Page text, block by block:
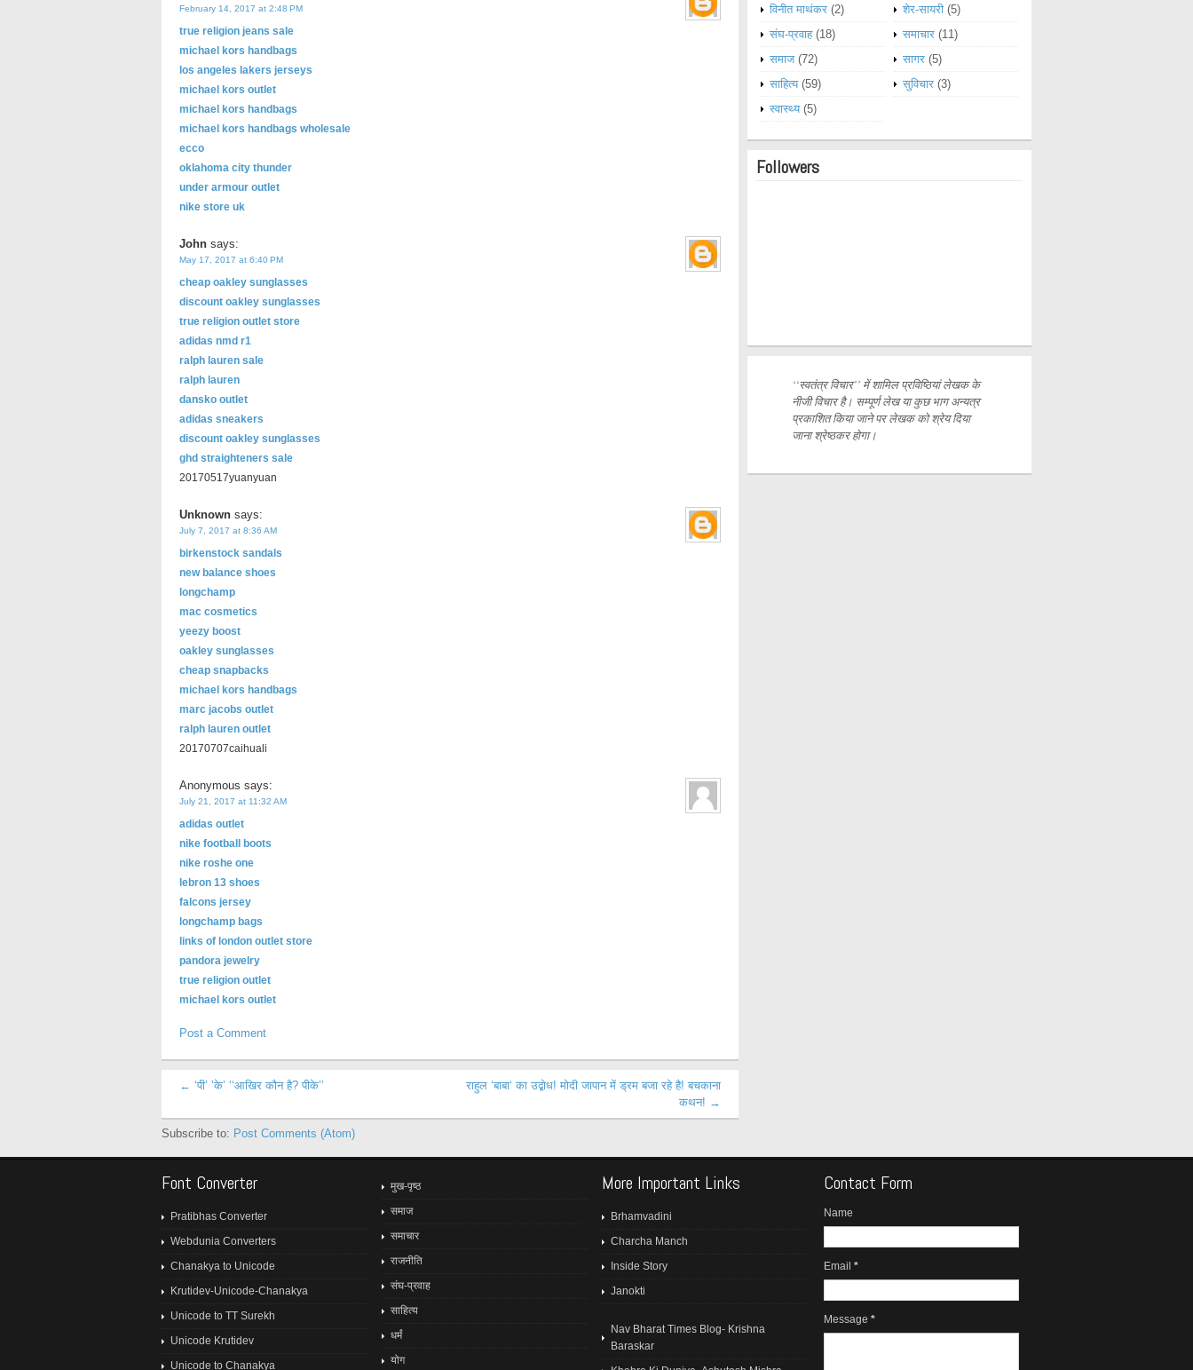
February 14, 2017 at 2:48 PM
true religion jeans sale
michael kors handbags
los angeles lakers jerseys
michael kors outlet
michael kors handbags
michael kors handbags wholesale
ecco
oklahoma city thunder
under armour outlet
nike store uk
John says:
May 17, 2017 at 6:40 PM
cheap oakley sunglasses
discount oakley sunglasses
true religion outlet store
adidas nmd r1
ralph lauren sale
ralph lauren
dansko outlet
adidas sneakers
discount oakley sunglasses
ghd straighteners sale
20170517yuanyuan
Unknown says:
July 7, 2017 at 8:36 AM
birkenstock sandals
new balance shoes
longchamp
mac cosmetics
yeezy boost
oakley sunglasses
cheap snapbacks
michael kors handbags
marc jacobs outlet
ralph lauren outlet
20170707caihuali
Anonymous says:
July 21, 2017 at 11:32 AM
adidas outlet
nike football boots
nike roshe one
lebron 13 shoes
falcons jersey
longchamp bags
links of london outlet store
pandora jewelry
true religion outlet
michael kors outlet
Post a Comment
← ‘पी’ ’के’ ‘‘आखिर कौन है? पीके’’
राहुल ‘बाबा‘ का उद्बोध! मोदी जापान में ड्रम बजा रहे है! बचकाना
कथन! →
Subscribe to: Post Comments (Atom)
विनीत माथंकर (2) शेर-सायरी (5)
संघ-प्रवाह (18) समाचार (11)
समाज (72) सागर (5)
साहित्य (59) सुविचार (3)
स्वास्थ्य (5)
Followers
‘‘स्वतंत्र विचार’’ में शामिल प्रविष्ठियां लेखक के
नीजी विचार है। सम्पूर्ण लेख या कुछ भाग अन्यत्र
प्रकाशितकिया जाने पर लेखक को श्रेय दिया
जाना श्रेष्ठकर होगा।
Font Converter
Pratibhas Converter
Webdunia Converters
Chanakya to Unicode
Krutidev-Unicode-Chanakya
Unicode to TT Surekh
Unicode Krutidev
Unicode to Chanakya
मुख-पृष्ठ
समाज
समाचार
राजनीति
संघ-प्रवाह
साहित्य
धर्मं
योग
More Important Links
Brhamvadini
Charcha Manch
Inside Story
Janokti
Nav Bharat Times Blog- Krishna
Baraskar
Contact Form
Name
Email *
Message *